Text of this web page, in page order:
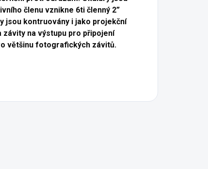
členu vznikne 6ti členný 2”
jsou kontruovány i jako projekční
na výstupu pro připojení
většinu fotografických závitů.